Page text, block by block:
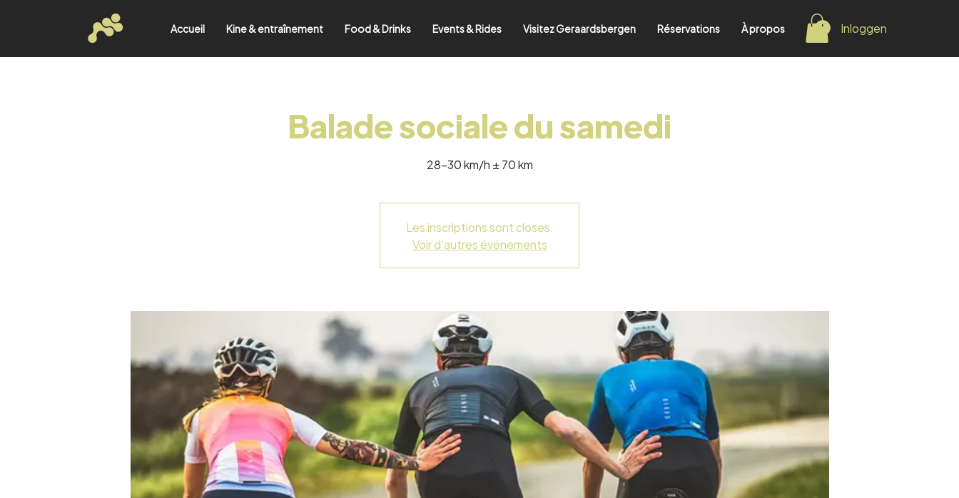
Accueil Kine & entraînement Food & Drinks Events & Rides Visitez Geraardsbergen Réservations À propos Inloggen
Balade sociale du samedi
28-30 km/h ± 70 km
Les inscriptions sont closes.
Voir d'autres événements